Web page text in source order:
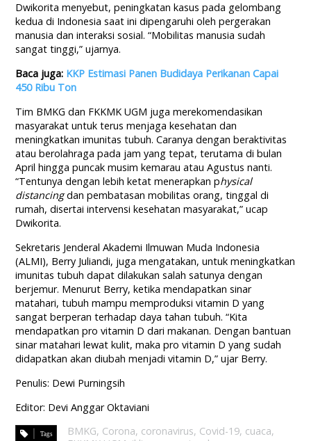
Dwikorita menyebut, peningkatan kasus pada gelombang
kedua di Indonesia saat ini dipengaruhi oleh pergerakan
manusia dan interaksi sosial. “Mobilitas manusia sudah
sangat tinggi,” ujarnya.
Baca juga: KKP Estimasi Panen Budidaya Perikanan Capai
450 Ribu Ton
Tim BMKG dan FKKMK UGM juga merekomendasikan
masyarakat untuk terus menjaga kesehatan dan
meningkatkan imunitas tubuh. Caranya dengan beraktivitas
atau berolahraga pada jam yang tepat, terutama di bulan
April hingga puncak musim kemarau atau Agustus nanti.
“Tentunya dengan lebih ketat menerapkan physical
distancingdan pembatasan mobilitas orang, tinggal di
rumah, disertai intervensi kesehatan masyarakat,” ucap
Dwikorita.
Sekretaris Jenderal Akademi Ilmuwan Muda Indonesia
(ALMI), Berry Juliandi, juga mengatakan, untuk meningkatkan
imunitas tubuh dapat dilakukan salah satunya dengan
berjemur. Menurut Berry, ketika mendapatkan sinar
matahari, tubuh mampu memproduksi vitamin D yang
sangat berperan terhadap daya tahan tubuh. “Kita
mendapatkan pro vitamin D dari makanan. Dengan bantuan
sinar matahari lewat kulit, maka pro vitamin D yang sudah
didapatkan akan diubah menjadi vitamin D,” ujar Berry.
Penulis: Dewi Purningsih
Editor: Devi Anggar Oktaviani
BMKG, Corona, coronavirus, Covid-19, cuaca,